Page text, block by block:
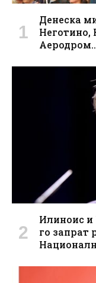
Денеска
Неготино,
Илиноис и
го запрат